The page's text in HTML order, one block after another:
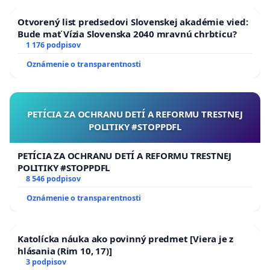
Miro HEREDOŠ (OZ VOĽNÁ ZÓNA)
JUDr. Katarína BURDYOVÁ, Ing. Iveta
(OZ ARCHA)
Peter CHMELO (TEA PARTY SLOVENSKO)
Otvorený list predsedovi Slovenskej akadémie vied:
Bude mať Vízia Slovenska 2040 mravnú chrbticu?
1 176 podpisov
Oznámenie o transparentnosti
PETÍCIA ZA OCHRANU DETÍ A REFORMU TRESTNEJ
POLITIKY #STOPPDFL
PETÍCIA ZA OCHRANU DETÍ A REFORMU TRESTNEJ
POLITIKY #STOPPDFL
8 546 podpisov
Oznámenie o transparentnosti
Katolícka náuka ako povinný predmet [Viera je z
hlásania (Rim 10, 17)]
3 podpisov